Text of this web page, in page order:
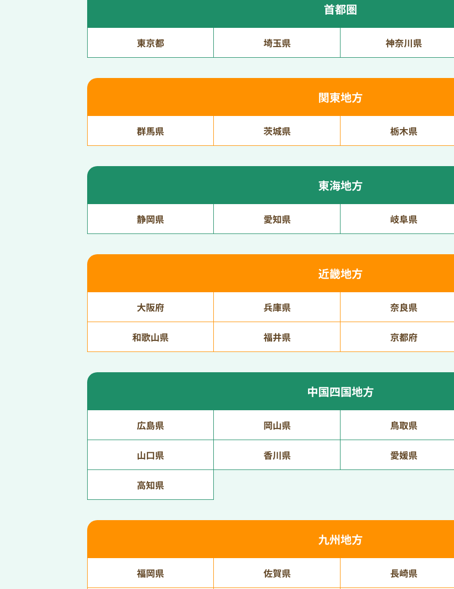
首都圏
東京都 埼玉県 神奈川県
関東地方
群馬県 茨城県 栃木県
東海地方
静岡県 愛知県 岐阜県
近畿地方
大阪府 兵庫県 奈良県
和歌山県 福井県 京都府
中国四国地方
広島県 岡山県 鳥取県
山口県 香川県 愛媛県
高知県
九州地方
福岡県 佐賀県 長崎県